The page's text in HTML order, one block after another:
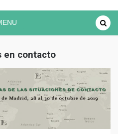
en contacto